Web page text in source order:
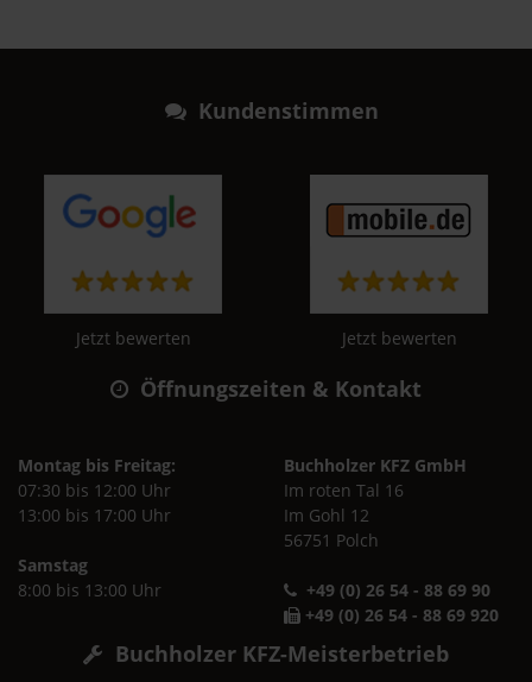
Kundenstimmen
Jetzt bewerten Jetzt bewerten
Öffnungszeiten & Kontakt
Montag bis Freitag:
07:30 bis 12:00 Uhr
13:00 bis 17:00 Uhr
Samstag
8:00 bis 13:00 Uhr
Buchholzer KFZ GmbH
Im roten Tal 16
Im Gohl 12
56751 Polch
+49 (0) 26 54 - 88 69 90
+49 (0) 26 54 - 88 69 920
Buchholzer KFZ-Meisterbetrieb